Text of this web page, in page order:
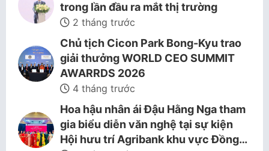
trong lần đầu ra mắt thị trường
2 tháng trước
Chủ tịch Cicon Park Bong-Kyu trao
giải thưởng WORLD CEO SUMMIT
AWARRDS 2026
4 tháng trước
Hoa hậu nhân ái Đậu Hằng Nga tham
gia biểu diễn văn nghệ tại sự kiện
Hội hưu trí Agribank khu vực Đồng…